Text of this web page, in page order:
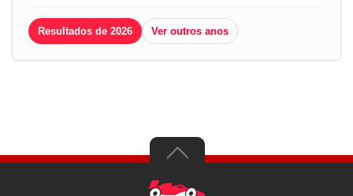
Resultados de 2026 Ver outros anos